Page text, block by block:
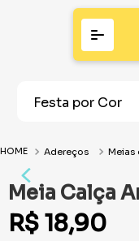
Festa por Cor
Adereços Meias
Meia Calça
R$ 18,90